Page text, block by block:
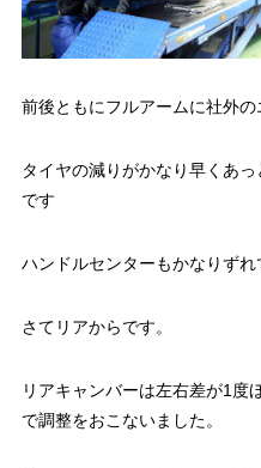
前後ともにフルアームに社外の
タイヤの減りがかなり早くあ
です
ハンドルセンターもかなりずれ
さてリアからです。
リアキャンバーは左右差が1度
で調整をおこないました。